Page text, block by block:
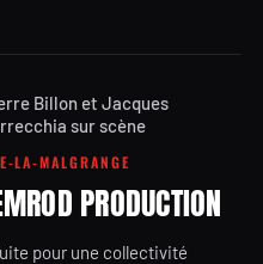
Billon et Jacques
sur scène
LA-MALGRANGE
PRODUCTION
pour une collectivité